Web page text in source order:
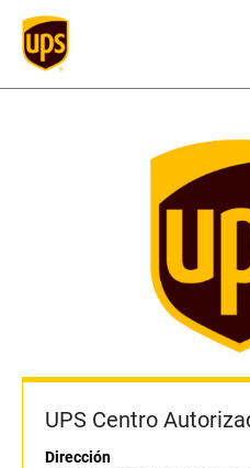
UPS Centro
Dirección